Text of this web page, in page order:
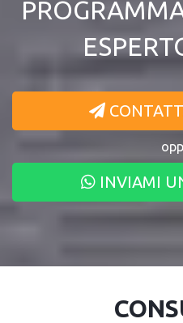
INVIAMI